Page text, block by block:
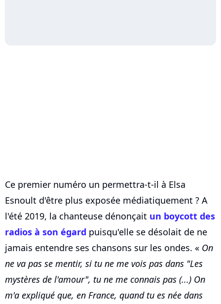
Ce premier numéro un permettra-t-il à Elsa
Esnoult d'être plus exposée médiatiquement ? A
l'été 2019, la chanteuse dénonçait un boycott des
radios à son égard puisqu'elle se désolait de ne
jamais entendre ses chansons sur les ondes. « On
ne va pas se mentir, si tu ne me vois pas dans "Les
mystères de l'amour", tu ne me connais pas (...) On
m'a expliqué que, en France, quand tu es née dans